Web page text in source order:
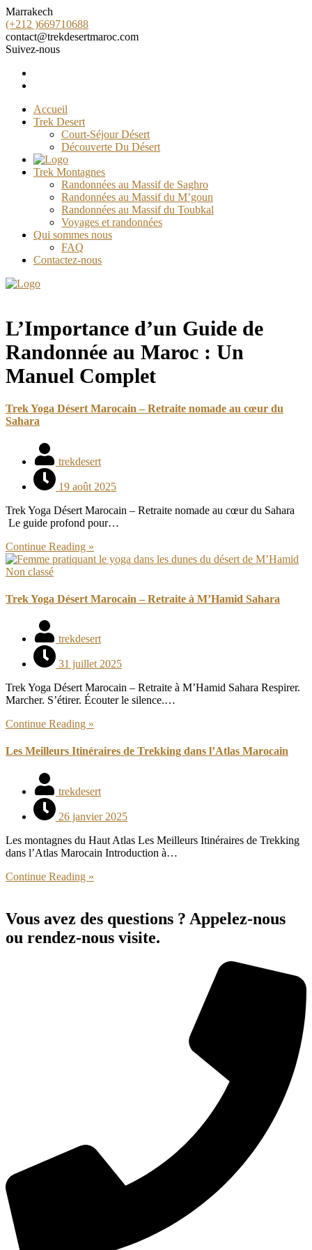
Marrakech
(+212 )669710688
contact@trekdesertmaroc.com
Suivez-nous
Accueil
Trek Desert
Court-Séjour Désert
Découverte Du Désert
Trek Montagnes
Randonnées au Massif de Saghro
Randonnées au Massif du M’goun
Randonnées au Massif du Toubkal
Voyages et randonnées
Qui sommes nous
FAQ
Contactez-nous
L’Importance d’un Guide de
Randonnée au Maroc : Un
Manuel Complet
Trek Yoga Désert Marocain – Retraite nomade au cœur du
Sahara
trekdesert
19 août 2025
Trek Yoga Désert Marocain – Retraite nomade au cœur du Sahara
Le guide profond pour…
Continue Reading »
Non classé
Trek Yoga Désert Marocain – Retraite à M’Hamid Sahara
trekdesert
31 juillet 2025
Trek Yoga Désert Marocain – Retraite à M’Hamid Sahara Respirer.
Marcher. S’étirer. Écouter le silence.…
Continue Reading »
Les Meilleurs Itinéraires de Trekking dans l’Atlas Marocain
trekdesert
26 janvier 2025
Les montagnes du Haut Atlas Les Meilleurs Itinéraires de Trekking
dans l’Atlas Marocain Introduction à…
Continue Reading »
Vous avez des questions ? Appelez-nous
ou rendez-nous visite.